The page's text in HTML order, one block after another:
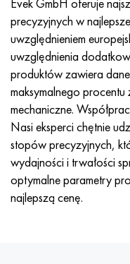
precyzyjnych w
uwzględnieniem
uwzględnienia
produktów zawiera
maksymalnego
mechaniczne.
Nasi eksperci chętnie
stopów precyzyjnych,
wydajności i trwałości
optymalne parametry
najlepszą cenę.